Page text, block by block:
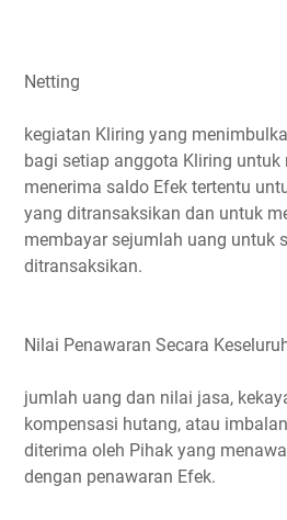
Netting
kegiatan Kliring yang
bagi setiap anggota Kliring untuk
menerima saldo Efek tertentu
yang ditransaksikan dan untuk
membayar sejumlah uang untuk
ditransaksikan.
Nilai Penawaran Secara
jumlah uang dan nilai jasa,
kompensasi hutang, atau
diterima oleh Pihak yang
dengan penawaran Efek.